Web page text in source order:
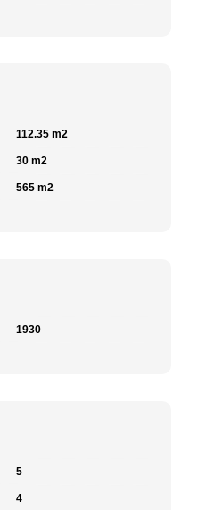
112.35 m2
30 m2
565 m2
1930
5
4